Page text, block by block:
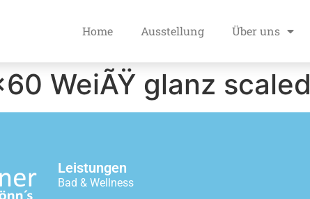
Home Ausstellung Über uns
WeiÃŸ glanz scaled
Leistungen
Bad & Wellness